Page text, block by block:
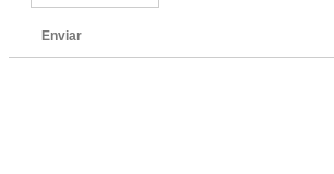
Enviar